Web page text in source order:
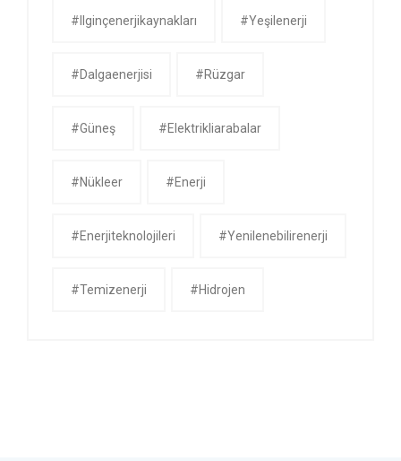
#ilginçenerjikaynakları #yeşilenerji
#dalgaenerjisi #rüzgar
#güneş #Elektrikliarabalar
#nükleer #Enerji
#enerjiteknolojileri #yenilenebilirenerji
#temizenerji #Hidrojen